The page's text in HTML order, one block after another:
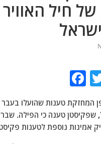
חיל
T
itt
er
c
e
המחזקת טענות שהועלו בעבר
אמינות נוספת לטענות